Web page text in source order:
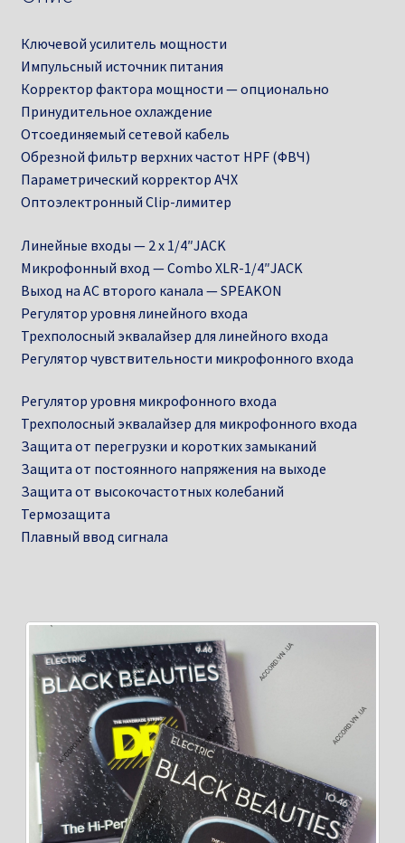
Ключевой усилитель мощности
Импульсный источник питания
Корректор фактора мощности — опционально
Принудительное охлаждение
Отсоединяемый сетевой кабель
Обрезной фильтр верхних частот HPF (ФВЧ)
Параметрический корректор АЧХ
Оптоэлектронный Clip-лимитер
Линейные входы — 2 х 1/4″JACK
Микрофонный вход — Combo XLR-1/4″JACK
Выход на АС второго канала — SPEAKON
Регулятор уровня линейного входа
Трехполосный эквалайзер для линейного входа
Регулятор чувствительности микрофонного входа
Регулятор уровня микрофонного входа
Трехполосный эквалайзер для микрофонного входа
Защита от перегрузки и коротких замыканий
Защита от постоянного напряжения на выходе
Защита от высокочастотных колебаний
Термозащита
Плавный ввод сигнала